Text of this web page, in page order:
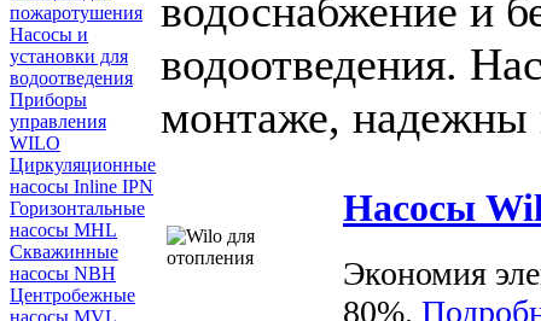
пожаротушения
Насосы и
установки для
водоотведения
Приборы
управления
WILO
Циркуляционные
насосы Inline IPN
Горизонтальные
насосы MHL
Скважинные
насосы NBH
Центробежные
насосы MVL
водоснабжение и
водоотведения.
монтаже, надежны
Насосы
Экономия
80%.